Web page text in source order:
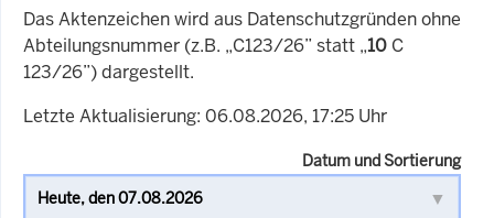
Das Aktenzeichen wird aus Datenschutzgründen ohne
Abteilungsnummer (z.B. „C123/26” statt „10 C
123/26”) dargestellt.
Letzte Aktualisierung: 06.08.2026, 17:25 Uhr
Datum und Sortierung